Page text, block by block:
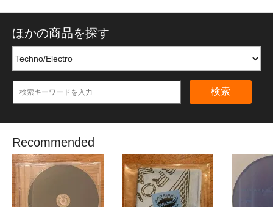
ほかの商品を探す
検索
Recommended